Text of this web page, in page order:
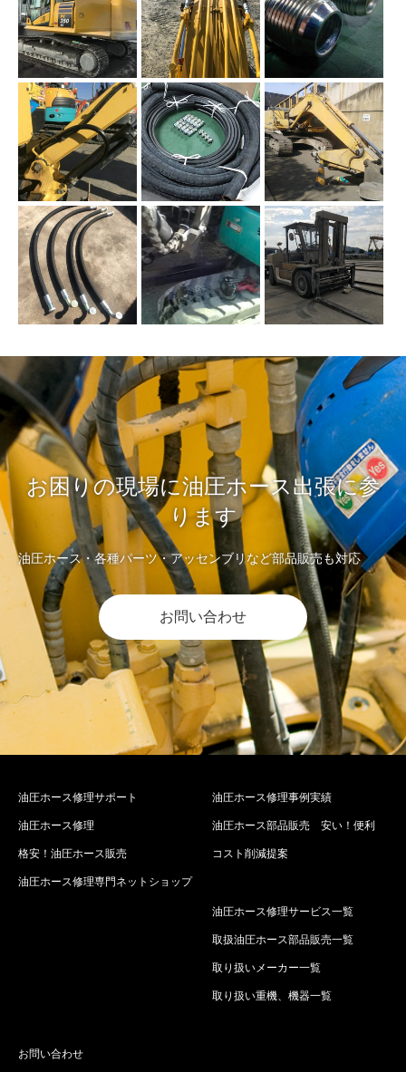
お困りの現場に油圧ホース出張に参
ります
油圧ホース・各種パーツ・アッセンブリなど部品販売も対応
お問い合わせ
油圧ホース修理サポート
油圧ホース修理
格安！油圧ホース販売
油圧ホース修理専門ネットショップ
油圧ホース修理事例実績
油圧ホース部品販売 安い！便利
コスト削減提案
油圧ホース修理サービス一覧
取扱油圧ホース部品販売一覧
取り扱いメーカー一覧
取り扱い重機、機器一覧
お問い合わせ